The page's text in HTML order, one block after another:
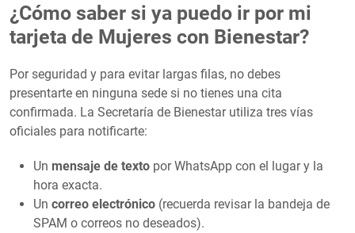
¿Cómo saber si ya puedo ir por mi
tarjeta de Mujeres con Bienestar?
Por seguridad y para evitar largas filas, no debes
presentarte en ninguna sede si no tienes una cita
confirmada. La Secretaría de Bienestar utiliza tres vías
oficiales para notificarte:
Un mensaje de texto por WhatsApp con el lugar y la
hora exacta.
Un correo electrónico (recuerda revisar la bandeja de
SPAM o correos no deseados).